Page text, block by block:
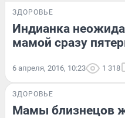
ЗДОРОВЬЕ
Индианка
мамой сразу
6 апреля, 2016, 10:23 1 318
ЗДОРОВЬЕ
Мамы близнецов